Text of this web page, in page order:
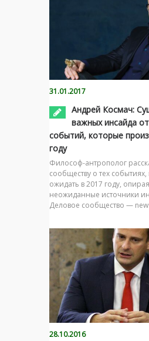
31.01.2017
Андрей Космач:
важных инсайда
событий, которые
году
Философ-антрополог
сообществу о тех
ожидать в 2017 году,
неожиданные источники
Деловое сообщество —
28.10.2016